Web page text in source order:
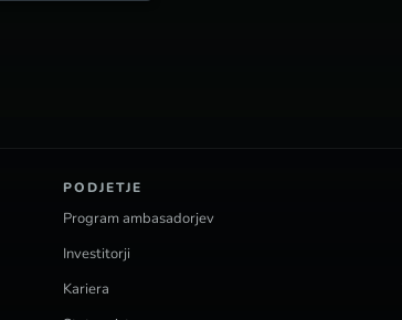
PODJETJE
Program ambasadorjev
Investitorji
Kariera